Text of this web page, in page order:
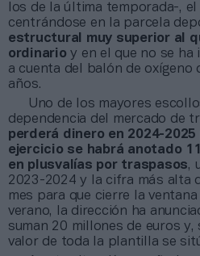
los de la última temporada-,
centrándose en la parcela
estructural muy superior al
ordinario y en el que no se ha
a cuenta del balón de oxígeno
años.
Uno de los mayores
dependencia del mercado de
perderá dinero en 2024-2025
ejercicio se habrá anotado
en plusvalías por traspasos,
2023-2024 y la cifra más alta
mes para que cierre la
verano, la dirección ha
suman 20 millones de euros y,
valor de toda la plantilla se